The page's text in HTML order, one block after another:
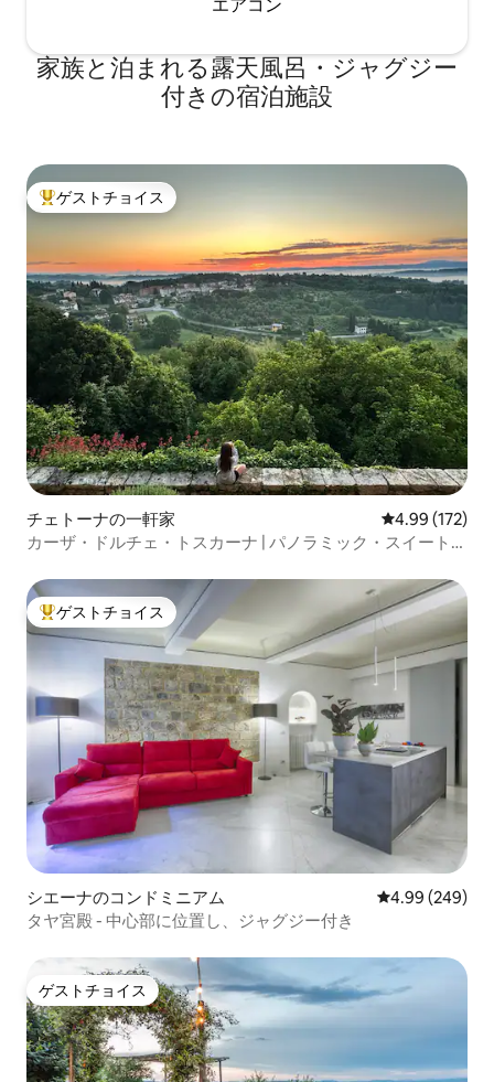
エアコン
家族と泊まれる露天風呂・ジャグジー
付きの宿泊施設
大好評のゲストチョイスです。
ゲストチョイス
チェトーナの一軒家 レビュー172
4.99 (172)
カーザ・ドルチェ・トスカーナ | パノラミック・スイート＆
大好評のゲストチョイスです。
ゲストチョイス
シエーナのコンドミニアム レビュー249
4.99 (249)
タヤ宮殿 - 中心部に位置し、ジャグジー付き
ゲストチョイス
ゲストチョイス